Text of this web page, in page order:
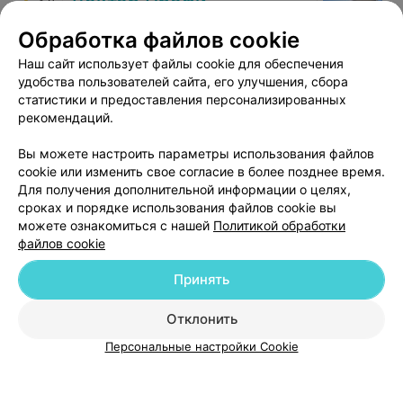
до 21:00
Отзыв. Юлия Юрьевна Барановская- это врач по
призванию, высококлассный специалист и очень
чуткий и добрый человек. Была у многих и разных
специалистов, но впервые в жизни я увидела
человеческое отношение и желание помочь. Спасибо
прекрасная профессия и пусть как можно больше
женщин узнают, что такое «быть в надежных руках»
прекрасного доктора!
Добавить компанию
Обработка файлов cookie
Наш сайт использует файлы cookie для обеспечения
удобства пользователей сайта, его улучшения, сбора
статистики и предоставления персонализированных
рекомендаций.
Вы можете настроить параметры использования файлов
cookie или изменить свое согласие в более позднее время.
Для получения дополнительной информации о целях,
сроках и порядке использования файлов cookie вы
можете ознакомиться с нашей Политикой обработки
файлов cookie
Отклонить
Принять
Персональные настройки Cookie